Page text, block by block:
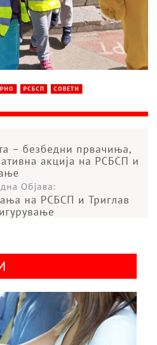
РСБСП СОВЕТИ
– безбедни првачиња,
акција на РСБСП и
Објава:
на РСБСП и Триглав